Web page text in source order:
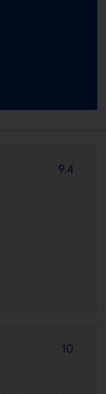
9.4
10